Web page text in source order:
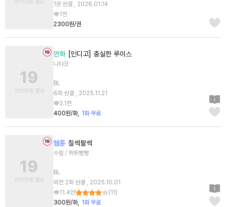
1권 완결 , 2026.01.14
1천
2300원/권
만화 [인디고] 충실한 루이스
니타코
BL
6화 완결 , 2025.11.21
2.1천
400원/화
1화 무료
웹툰 칠섹팔섹
수림 / 뛰뛰빵빵
BL
외전 2화 완결 , 2025.10.01
11.4만
(11 )
300원/화
1화 무료